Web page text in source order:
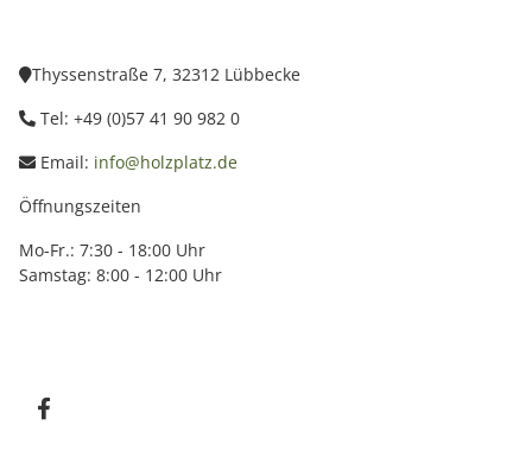
Thyssenstraße 7, 32312 Lübbecke
Tel: +49 (0)57 41 90 982 0
Email: info@holzplatz.de
Öffnungszeiten
Mo-Fr.: 7:30 - 18:00 Uhr
Samstag: 8:00 - 12:00 Uhr